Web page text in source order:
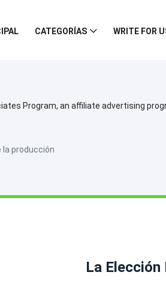
CATEGORÍAS WRITE FOR
Program, an affiliate advertising
la producción
La Elección